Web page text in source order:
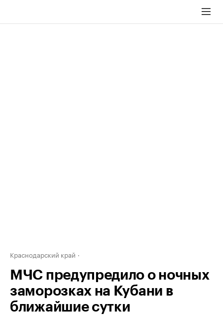
Краснодарский край
МЧС предупредило о ночных
заморозках на Кубани в
ближайшие сутки